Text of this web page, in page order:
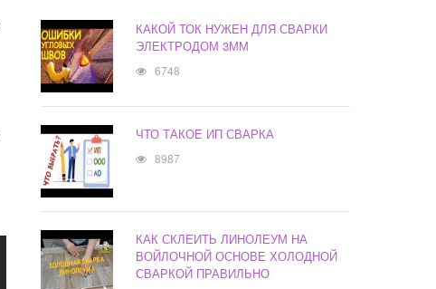
КАКОЙ ТОК НУЖЕН ДЛЯ СВАРКИ
ЭЛЕКТРОДОМ 3ММ
6748
ЧТО ТАКОЕ ИП СВАРКА
8987
КАК СКЛЕИТЬ ЛИНОЛЕУМ НА
ВОЙЛОЧНОЙ ОСНОВЕ ХОЛОДНОЙ
СВАРКОЙ ПРАВИЛЬНО